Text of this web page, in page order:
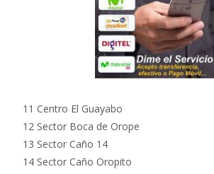
11 Centro El Guayabo
12 Sector Boca de Orope
13 Sector Caño 14
14 Sector Caño Oropito